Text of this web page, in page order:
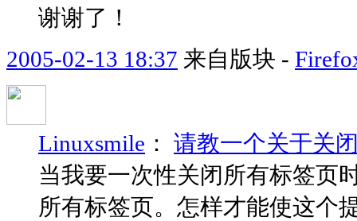
谢谢了！
2005-02-13 18:37 来自版块 -
Linuxsmile ： 请教一个关于关
当我要一次性关闭所有标签页
所有标签页。怎样才能使这个